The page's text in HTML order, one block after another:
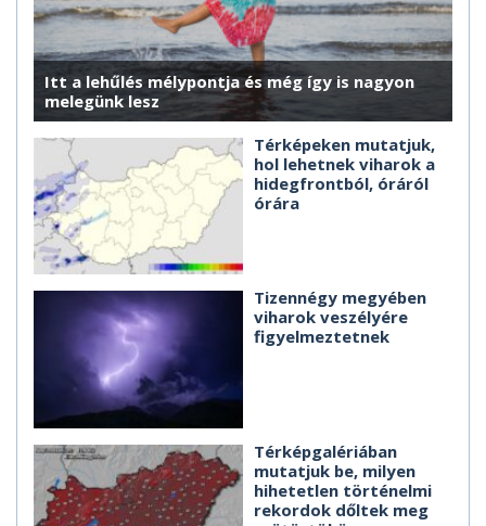
Itt a lehűlés mélypontja és még így is nagyon
melegünk lesz
Térképeken mutatjuk,
hol lehetnek viharok a
hidegfrontból, óráról
órára
Tizennégy megyében
viharok veszélyére
figyelmeztetnek
Térképgalériában
mutatjuk be, milyen
hihetetlen történelmi
rekordok dőltek meg